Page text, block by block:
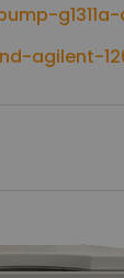
g1311a-
agilent-